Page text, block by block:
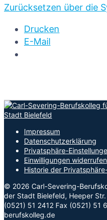
Zurücksetzen über die
Drucken
E-Mail
Impressum
Datenschutzerklärung
Privatsphäre-
Einwilligungen widerrufen
Historie der
© 2026 Carl-Severing-
der Stadt Bielefeld, Heeper
(0521) 51 2412 Fax (0521) 51
berufskolleg.de